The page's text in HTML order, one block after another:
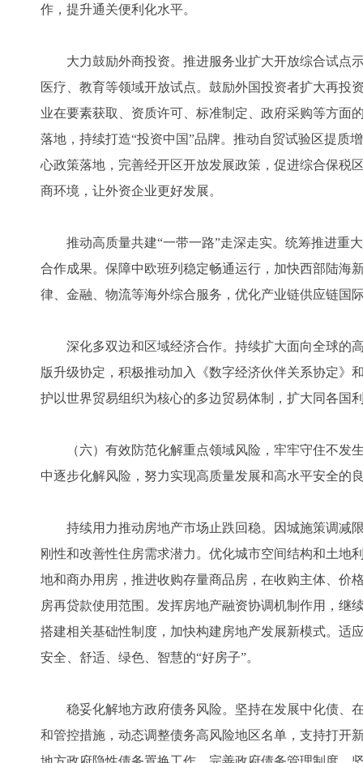
作，提升通关便利化水平。
大力鼓励外商投资。推进服务业扩大开放综合试点
医疗、教育等领域开放试点。鼓励外国投资者扩大再投
业在要素获取、资质许可、标准制定、政府采购等方面
落地，持续打造“投资中国”品牌。推动自贸试验区提质
心政策落地，完善经开区开放发展政策，促进综合保税
商环境，让外资企业更好发展。
推动高质量共建“一带一路”走深走实。统筹推进重大
合作成果。保障中欧班列稳定畅通运行，加快西部陆海
律、金融、物流等海外综合服务，优化产业链供应链国
深化多双边和区域经济合作。持续扩大面向全球的
版升级协定，积极推动加入《数字经济伙伴关系协定》
护以世界贸易组织为核心的多边贸易体制，扩大同各国
（六）有效防范化解重点领域风险，牢牢守住不发
中逐步化解风险，努力实现高质量发展和高水平安全的
持续用力推动房地产市场止跌回稳。因城施策调减
刚性和改善性住房需求潜力。优化城市空间结构和土地
地和商办用房，推进收购存量商品房，在收购主体、价
房再贷款使用范围。发挥房地产融资协调机制作用，继
搭建相关基础性制度，加快构建房地产发展新模式。适
安全、舒适、绿色、智慧的“好房子”。
稳妥化解地方政府债务风险。坚持在发展中化债、
和管控措施，动态调整债务高风险地区名单，支持打开